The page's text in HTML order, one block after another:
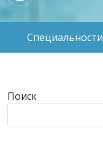
Специальности
Поиск